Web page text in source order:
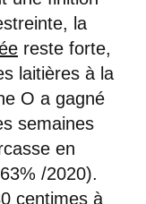
la
reste forte,
laitières à la
O a gagné
semaines
en
/2020).
centimes à